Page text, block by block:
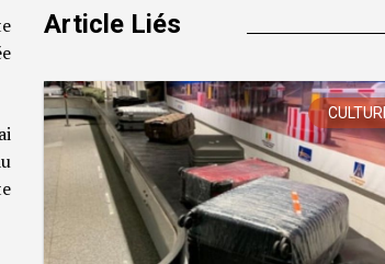
Article Liés